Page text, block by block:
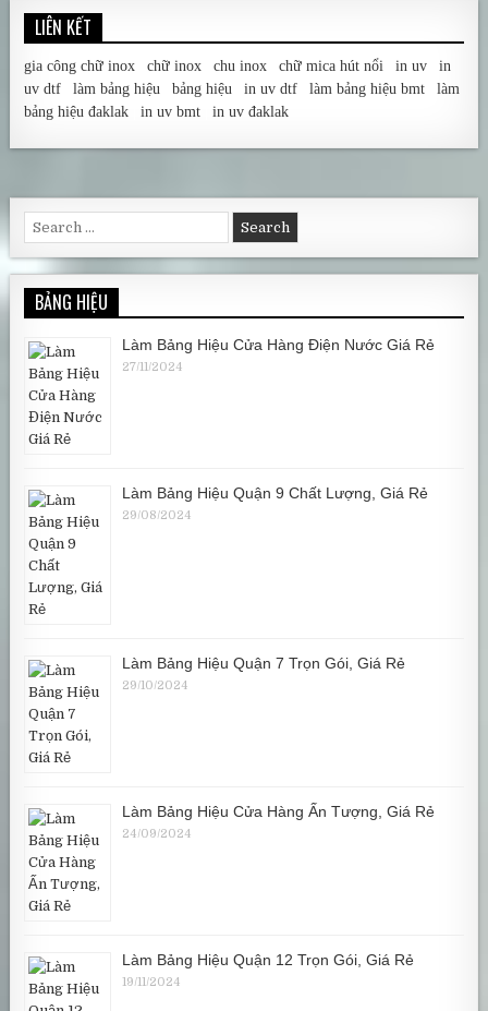
LIÊN KẾT
gia công chữ inox |chữ inox |chu inox |chữ mica hút nổi |in uv |in
uv dtf |làm bảng hiệu |bảng hiệu |in uv dtf |làm bảng hiệu bmt |làm
bảng hiệu đaklak |in uv bmt |in uv đaklak
Search for:
BẢNG HIỆU
Làm Bảng Hiệu Cửa Hàng Điện Nước Giá Rẻ
27/11/2024
Làm Bảng Hiệu Quận 9 Chất Lượng, Giá Rẻ
29/08/2024
Làm Bảng Hiệu Quận 7 Trọn Gói, Giá Rẻ
29/10/2024
Làm Bảng Hiệu Cửa Hàng Ấn Tượng, Giá Rẻ
24/09/2024
Làm Bảng Hiệu Quận 12 Trọn Gói, Giá Rẻ
19/11/2024